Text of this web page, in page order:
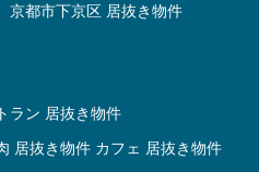
京都市下京区 居抜き物件
ラン 居抜き物件
居抜き物件 カフェ 居抜き物件